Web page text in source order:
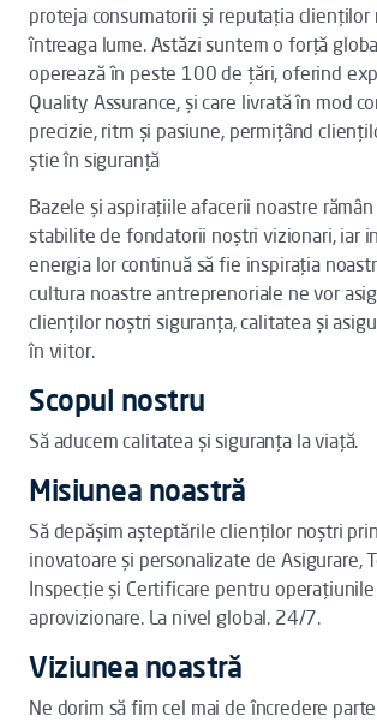
proteja consumatorii și reputația clienților
întreaga lume. Astăzi suntem o forță
operează în peste 100 de țări, oferind
Quality Assurance, și care livrată în mod
precizie, ritm și pasiune, permițând
știe în siguranță
Bazele și aspirațiile afacerii noastre
stabilite de fondatorii noștri vizionari, iar
energia lor continuă să fie inspirația
cultura noastre antreprenoriale ne vor
clienților noștri siguranța, calitatea și
în viitor.
Scopul nostru
Să aducem calitatea și siguranța la viață.
Misiunea noastră
Să depășim așteptările clienților noștri
inovatoare și personalizate de Asigurare,
Inspecție și Certificare pentru
aprovizionare. La nivel global. 24/7.
Viziunea noastră
Ne dorim să fim cel mai de încredere